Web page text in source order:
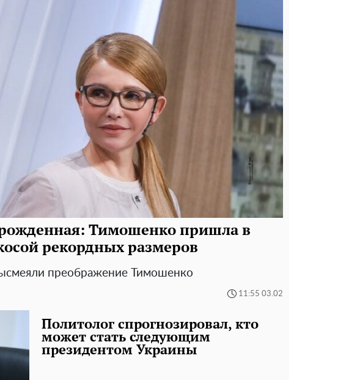
Тимошенко пришла в
рекордных размеров
преображение Тимошенко
11:55 03.02
Политолог спрогнозировал, кто
может стать следующим
президентом Украины